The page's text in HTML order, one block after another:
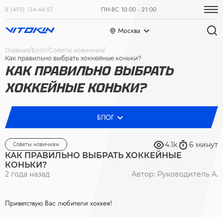
8 (495) 134-44-57 ПН-ВС 10:00 - 21:00
Москва
Главная Блог Советы новичкам
Как правильно выбрать хоккейные коньки?
КАК ПРАВИЛЬНО ВЫБРАТЬ
ХОККЕЙНЫЕ КОНЬКИ?
КАК ПРАВИЛЬНО ВЫБРАТЬ ХОККЕЙНЫЕ
КОНЬКИ?
2 года назад Автор: Руководитель A.
Советы новичкам 4.1k 6 минут
БЛОГ
Приветствую Вас любители хоккея!